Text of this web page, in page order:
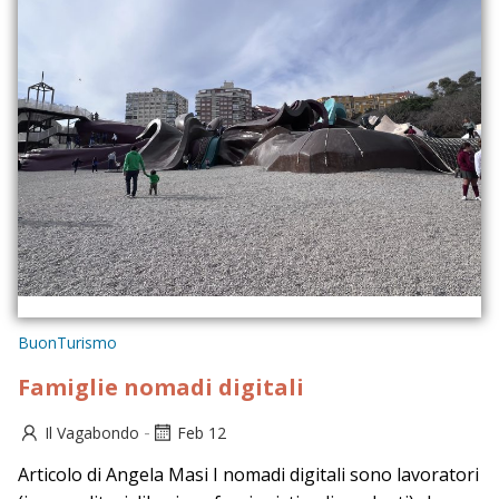
BuonTurismo
Famiglie nomadi digitali
Il Vagabondo - Feb 12
Articolo di Angela Masi I nomadi digitali sono lavoratori